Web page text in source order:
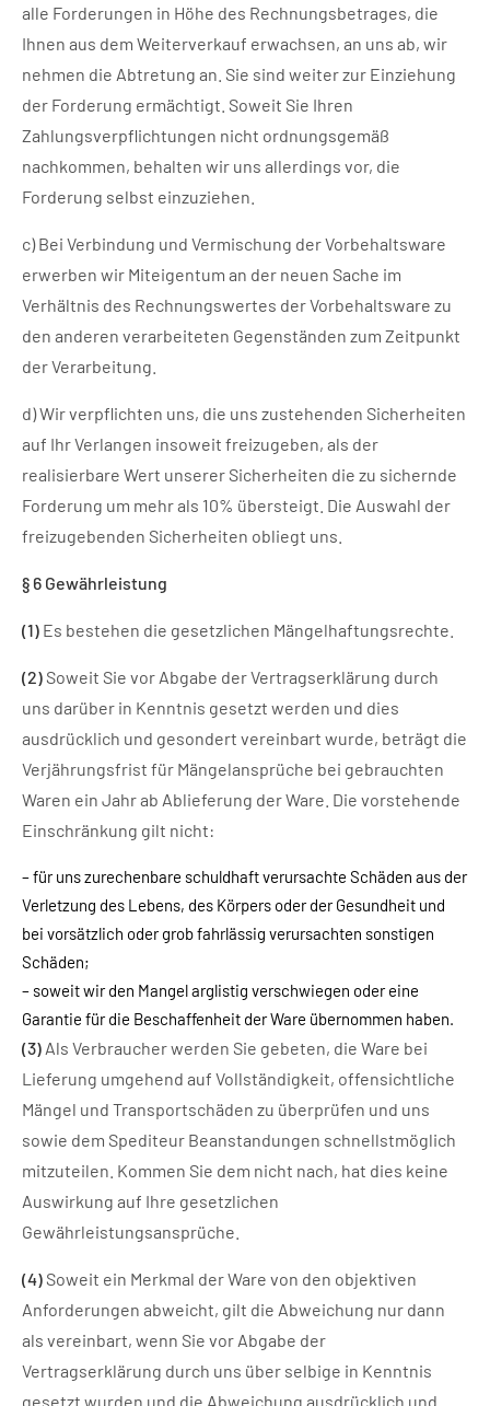
alle Forderungen in Höhe des Rechnungsbetrages, die
Ihnen aus dem Weiterverkauf erwachsen, an uns ab, wir
nehmen die Abtretung an. Sie sind weiter zur Einziehung
der Forderung ermächtigt. Soweit Sie Ihren
Zahlungsverpflichtungen nicht ordnungsgemäß
nachkommen, behalten wir uns allerdings vor, die
Forderung selbst einzuziehen.
c) Bei Verbindung und Vermischung der Vorbehaltsware
erwerben wir Miteigentum an der neuen Sache im
Verhältnis des Rechnungswertes der Vorbehaltsware zu
den anderen verarbeiteten Gegenständen zum Zeitpunkt
der Verarbeitung.
d) Wir verpflichten uns, die uns zustehenden Sicherheiten
auf Ihr Verlangen insoweit freizugeben, als der
realisierbare Wert unserer Sicherheiten die zu sichernde
Forderung um mehr als 10% übersteigt. Die Auswahl der
freizugebenden Sicherheiten obliegt uns.
§ 6 Gewährleistung
(1) Es bestehen die gesetzlichen Mängelhaftungsrechte.
(2) Soweit Sie vor Abgabe der Vertragserklärung durch
uns darüber in Kenntnis gesetzt werden und dies
ausdrücklich und gesondert vereinbart wurde, beträgt die
Verjährungsfrist für Mängelansprüche bei gebrauchten
Waren ein Jahr ab Ablieferung der Ware. Die vorstehende
Einschränkung gilt nicht:
– für uns zurechenbare schuldhaft verursachte Schäden aus der
Verletzung des Lebens, des Körpers oder der Gesundheit und
bei vorsätzlich oder grob fahrlässig verursachten sonstigen
Schäden;
– soweit wir den Mangel arglistig verschwiegen oder eine
Garantie für die Beschaffenheit der Ware übernommen haben.
(3) Als Verbraucher werden Sie gebeten, die Ware bei
Lieferung umgehend auf Vollständigkeit, offensichtliche
Mängel und Transportschäden zu überprüfen und uns
sowie dem Spediteur Beanstandungen schnellstmöglich
mitzuteilen. Kommen Sie dem nicht nach, hat dies keine
Auswirkung auf Ihre gesetzlichen
Gewährleistungsansprüche.
(4) Soweit ein Merkmal der Ware von den objektiven
Anforderungen abweicht, gilt die Abweichung nur dann
als vereinbart, wenn Sie vor Abgabe der
Vertragserklärung durch uns über selbige in Kenntnis
gesetzt wurden und die Abweichung ausdrücklich und